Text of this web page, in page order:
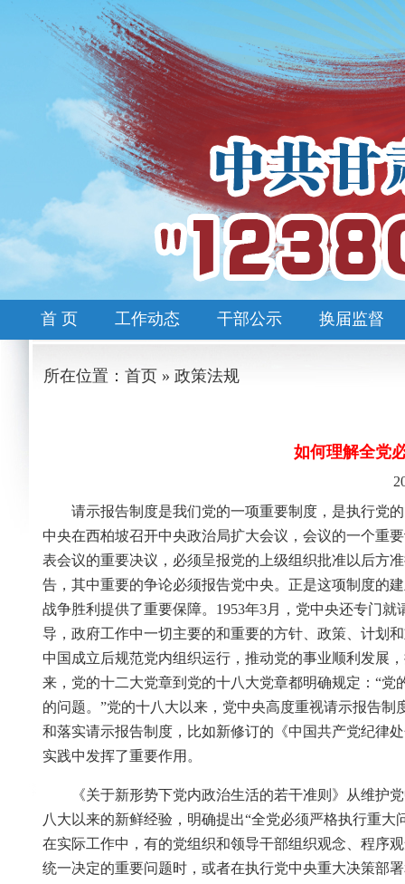
首 页 工作动态 干部公示 换届监督
所在位置：首页 » 政策法规
如何理解全党
请示报告制度是我们党的一项重要制度，是执行党的
中央在西柏坡召开中央政治局扩大会议，会议的一个重
表会议的重要决议，必须呈报党的上级组织批准以后方
告，其中重要的争论必须报告党中央。正是这项制度的
战争胜利提供了重要保障。1953年3月，党中央还专门
导，政府工作中一切主要的和重要的方针、政策、计划
中国成立后规范党内组织运行，推动党的事业顺利发展
来，党的十二大党章到党的十八大党章都明确规定：“
的问题。”党的十八大以来，党中央高度重视请示报告
和落实请示报告制度，比如新修订的《中国共产党纪律
实践中发挥了重要作用。
《关于新形势下党内政治生活的若干准则》从维护
八大以来的新鲜经验，明确提出“全党必须严格执行重
在实际工作中，有的党组织和领导干部组织观念、程序
统一决定的重要问题时，或者在执行党中央重大决策部